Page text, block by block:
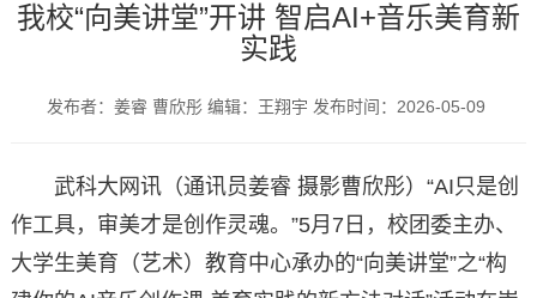
我校“向美讲堂”开讲 智启AI+音乐美育新
实践
发布者：姜睿 曹欣彤 编辑：王翔宇 发布时间：2026-05-09
武科大网讯（通讯员姜睿 摄影曹欣彤）“AI只是创
作工具，审美才是创作灵魂。”5月7日，校团委主办、
大学生美育（艺术）教育中心承办的“向美讲堂”之“构